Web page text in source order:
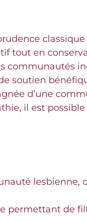
tout en
communautés
soutien
d’une
il est
lesbienne,
permettant de